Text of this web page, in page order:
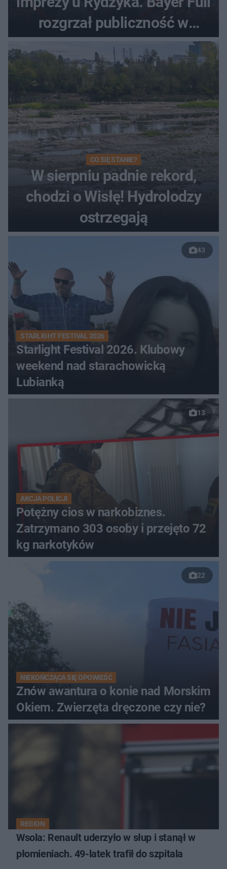
rozgrzał publiczność w
Toruniu
CO SIĘ STANIE?
W sierpniu padnie rekord,
chodzi o Wisłę! Hydrolodzy
ostrzegają
43
STARLIGHT FESTIVAL 2026
Starlight Festival 2026. Klubowy
weekend nad starachowicką
Lubianką
13
AKCJA POLICJI
Potężny cios w narkobiznes.
Zatrzymano 303 osoby i przejęto 72
kg narkotyków
22
NIEKOŃCZĄCA SIĘ OPOWIEŚĆ
Znów awantura o konie nad Morskim
Okiem. Zwierzęta dręczone czy nie?
REGION
Wsola: Renault uderzyło w słup i stanął w
płomieniach. 49-latek trafił do szpitala